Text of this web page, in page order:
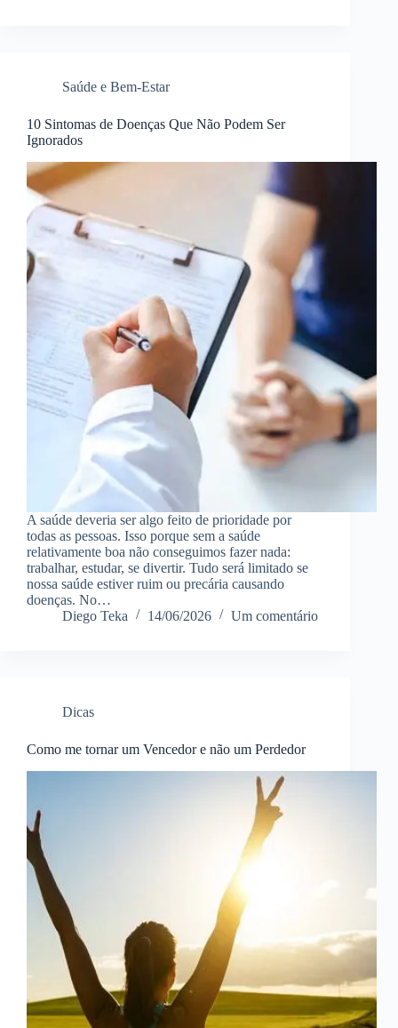
Saúde e Bem-Estar
10 Sintomas de Doenças Que Não Podem Ser
Ignorados
A saúde deveria ser algo feito de prioridade por
todas as pessoas. Isso porque sem a saúde
relativamente boa não conseguimos fazer nada:
trabalhar, estudar, se divertir. Tudo será limitado se
nossa saúde estiver ruim ou precária causando
doenças. No…
Diego Teka
14/06/2026 Um comentário
Dicas
Como me tornar um Vencedor e não um Perdedor